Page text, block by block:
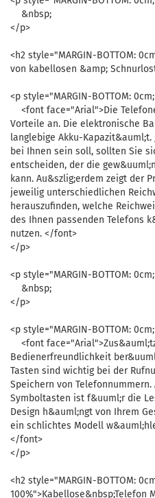
&nbsp;
</p>
<h2 style="MARGIN-BOTTOM:
von kabellosen &amp;
<p style="MARGIN-BOTTOM:
<font face="Arial">Die
Vorteile an. Die elektronische
langlebige Akku-
bei Ihnen sein soll, sollten Sie
entscheiden, der die
kann. Au&szlig;erdem zeigt der
jeweilig unterschiedlichen
herauszufinden, welche
des Ihnen passenden Telefons
nutzen. </font>
</p>
<p style="MARGIN-BOTTOM:
&nbsp;
</p>
<p style="MARGIN-BOTTOM:
<font
Bedienerfreundlichkeit
Tasten sind wichtig bei der
Speichern von
Symboltasten ist f&uuml;r die
Design h&auml;ngt von Ihrem
ein schlichtes Modell
</font>
</p>
<h2 style="MARGIN-BOTTOM:
100%">Kabellose&nbsp;Telefon